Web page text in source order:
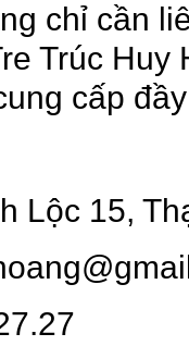
chỉ cần
Trúc
cấp
Lộc 15,